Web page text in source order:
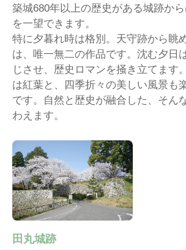
築城680年以上の歴史がある城跡か
を一望できます。
特に夕暮れ時は格別。天守跡から眺
は、唯一無二の作品です。沈む夕日
じさせ、歴史ロマンを掻き立てます
は紅葉と、四季折々の美しい風景も
です。自然と歴史が融合した、そん
わえます。
田丸城跡